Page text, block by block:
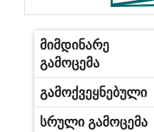
მიმდინარე
გამოცემა
გამოქვეყნებული
სრული გამოცემა